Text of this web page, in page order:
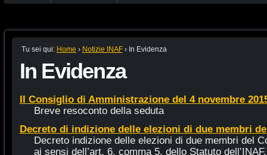
Tu sei qui: Home › Notizie INAF › In Evidenza
In Evidenza
Il Consiglio di Amministrazione del 4 novembre
Breve resoconto della seduta
Decreto di indizione delle elezioni di due membri
Decreto indizione delle elezioni di due membri del
ai sensi dell’art. 6, comma 5, dello Statuto dell’INAF.